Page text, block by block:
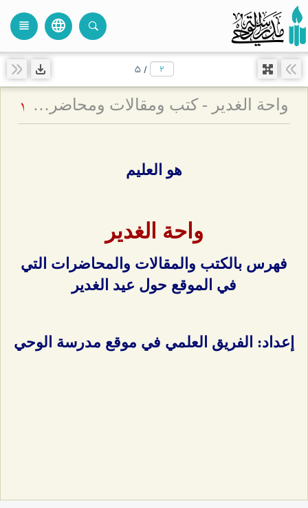
language
view_headline
/۵
واحة الغدير - كتب ومقالات ومحاضرات حول عيد الغدير 1
هو العليم
واحة الغدير
فهرس بالكتب والمقالات والمحاضرات التي
في الموقع حول عيد الغدير
إعداد: الفريق العلمي في موقع مدرسة الوحي